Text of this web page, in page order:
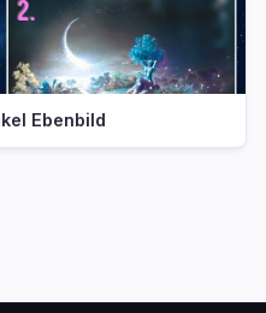
Ebenbild